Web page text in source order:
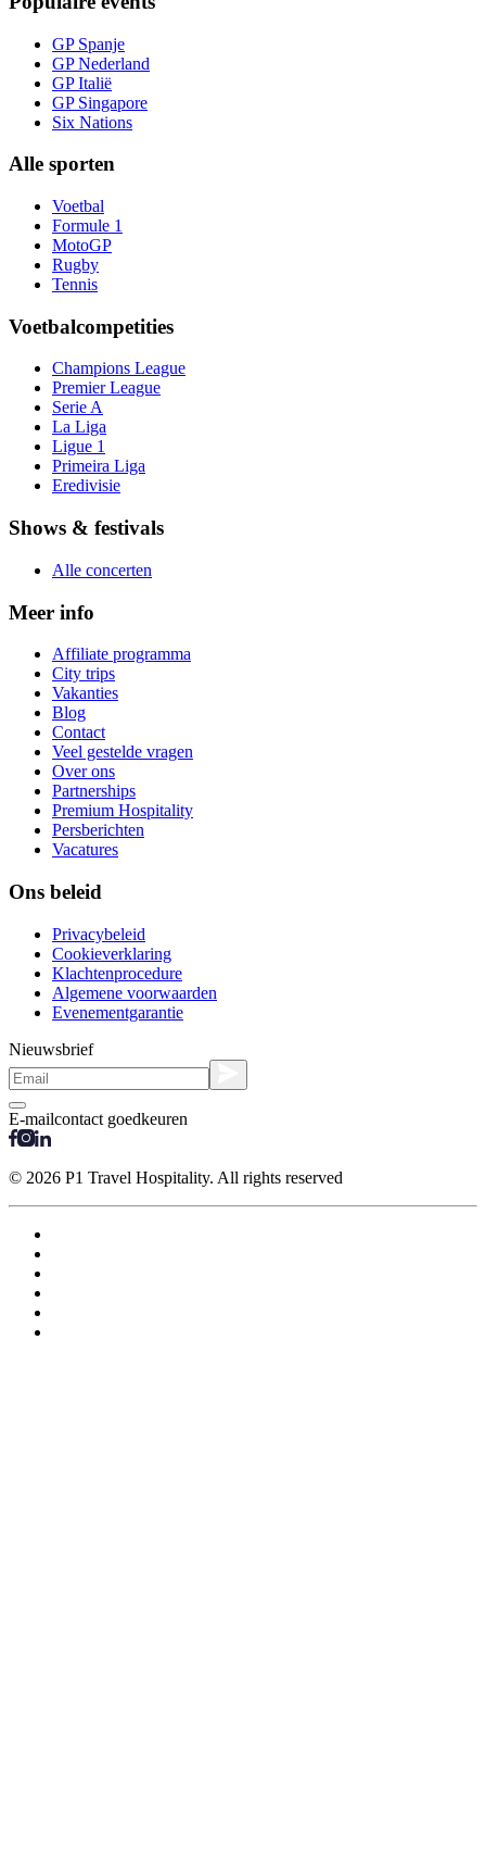
GP Spanje
GP Nederland
GP Italië
GP Singapore
Six Nations
Alle sporten
Voetbal
Formule 1
MotoGP
Rugby
Tennis
Voetbalcompetities
Champions League
Premier League
Serie A
La Liga
Ligue 1
Primeira Liga
Eredivisie
Shows & festivals
Alle concerten
Meer info
Affiliate programma
City trips
Vakanties
Blog
Contact
Veel gestelde vragen
Over ons
Partnerships
Premium Hospitality
Persberichten
Vacatures
Ons beleid
Privacybeleid
Cookieverklaring
Klachtenprocedure
Algemene voorwaarden
Evenementgarantie
Nieuwsbrief
E-mailcontact goedkeuren
© 2026 P1 Travel Hospitality. All rights reserved